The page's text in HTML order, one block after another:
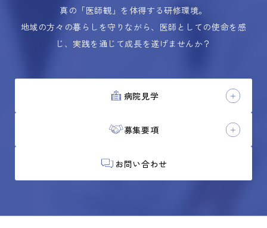
真の「医師観」を体得する研修環境。
地域の方々の暮らしを守りながら、医師としての使命を感
じ、実践を通じて成長を遂げませんか？
病院見学
募集要項
お問い合わせ